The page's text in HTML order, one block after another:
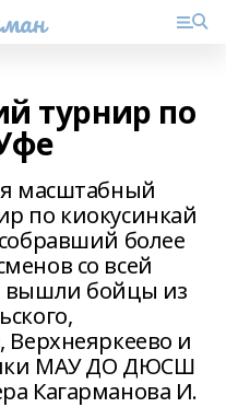
турнир по
масштабный
по киокусинкай
более
со всей
вышли бойцы из
Верхнеяркеево и
МАУ ДО ДЮСШ
Кагарманова И.